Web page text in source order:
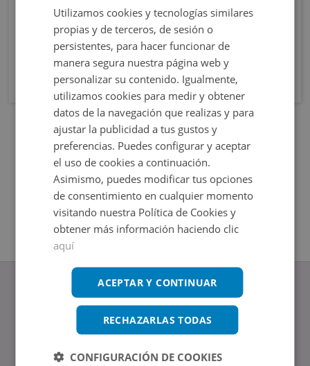
Filtros
www.altamirainmuebles.com
Edificio Skylight
Avenida de Manoteras 14-16, 28050, Madrid
Utilizamos cookies y tecnologías similares
propias y de terceros, de sesión o
persistentes, para hacer funcionar de
manera segura nuestra página web y
personalizar su contenido. Igualmente,
utilizamos cookies para medir y obtener
datos de la navegación que realizas y para
ajustar la publicidad a tus gustos y
preferencias. Puedes configurar y aceptar
el uso de cookies a continuación.
Asimismo, puedes modificar tus opciones
de consentimiento en cualquier momento
visitando nuestra Política de Cookies y
obtener más información haciendo clic
aquí
ACEPTAR Y CONTINUAR
RECHAZARLAS TODAS
CONFIGURACIÓN DE COOKIES